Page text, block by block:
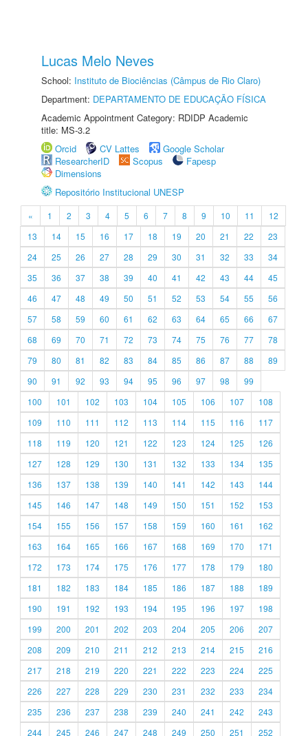
Lucas Melo Neves
School: Instituto de Biociências (Câmpus de Rio Claro)
Department: DEPARTAMENTO DE EDUCAÇÃO FÍSICA
Academic Appointment Category: RDIDP Academic
title: MS-3.2
Orcid
CV Lattes
Google Scholar
ResearcherID
Scopus
Fapesp
Dimensions
Repositório Institucional UNESP
« 1 2 3 4 5 6 7 8 9 10 11
12
13
14 15 16 17 18 19 20 21 22
23
24
25 26 27 28 29 30 31 32 33
34
35
36 37 38 39 40 41 42 43 44
45
46
47 48 49 50 51 52 53 54 55
56
57
58 59 60 61 62 63 64 65 66
67
68
69 70 71 72 73 74 75 76 77
78
79
80 81 82 83 84 85 86 87 88
89
90
91 92 93 94 95 96 97 98
99
100
101 102 103 104 105 106 107
108
109
110 111 112 113 114 115 116
117
118
119 120 121 122 123 124 125
126
127
128 129 130 131 132 133 134
135
136
137 138 139 140 141 142 143
144
145
146 147 148 149 150 151 152
153
154
155 156 157 158 159 160 161
162
163
164 165 166 167 168 169 170
171
172
173 174 175 176 177 178 179
180
181
182 183 184 185 186 187 188
189
190
191 192 193 194 195 196 197
198
199
200 201 202 203 204 205 206
207
208
209 210 211 212 213 214 215
216
217
218 219 220 221 222 223 224
225
226
227 228 229 230 231 232 233
234
235
236 237 238 239 240 241 242
243
244
245 246 247 248 249 250 251 252